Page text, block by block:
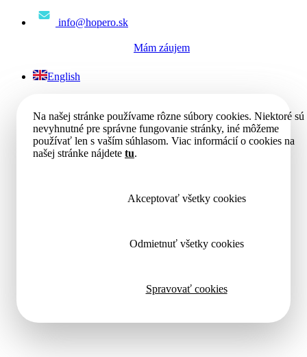
info@hopero.sk
Mám záujem
English
Na našej stránke používame rôzne súbory cookies. Niektoré sú
nevyhnutné pre správne fungovanie stránky, iné môžeme
používať len s vaším súhlasom. Viac informácií o cookies na
našej stránke nájdete tu.
Akceptovať všetky cookies
Odmietnuť všetky cookies
Spravovať cookies